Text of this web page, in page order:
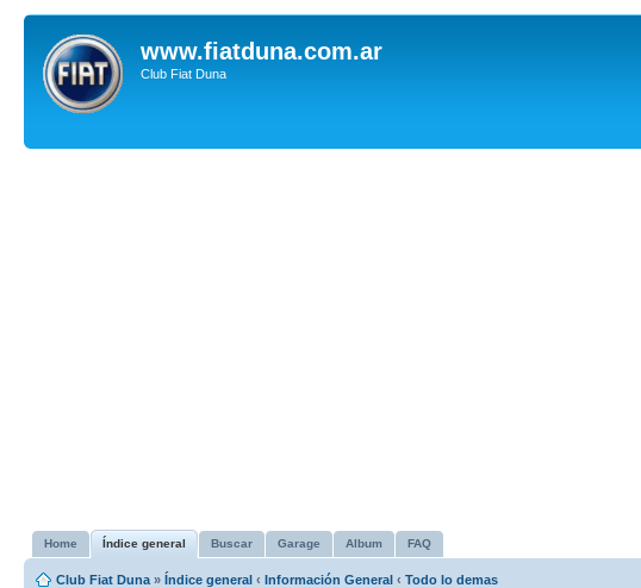
www.fiatduna.com.ar
Club Fiat Duna
Home Índice general Buscar Garage Album FAQ
Club Fiat Duna » Índice general ‹ Información General ‹ Todo lo demas